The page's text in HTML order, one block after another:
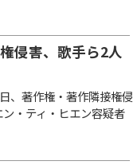
侵害、歌手ら2人
、著作権・著作隣接権侵
・ティ・ヒエン容疑者